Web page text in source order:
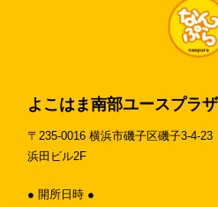
よこはま南部ユースプラザ
〒235-0016 横浜市磯子区磯子3-4-23
浜田ビル2F
● 開所日時 ●